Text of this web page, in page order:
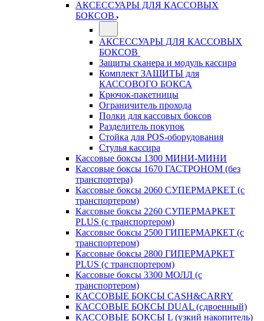
АКСЕССУАРЫ ДЛЯ КАССОВЫХ
БОКСОВ
АКСЕССУАРЫ ДЛЯ КАССОВЫХ
БОКСОВ
Защиты сканера и модуль кассира
Комплект ЗАЩИТЫ для
КАССОВОГО БОКСА
Крючок-пакетницы
Ограничитель прохода
Полки для кассовых боксов
Разделитель покупок
Стойка для POS-оборудования
Стулья кассира
Кассовые боксы 1300 МИНИ-МИНИ
Кассовые боксы 1670 ГАСТРОНОМ (без
транспортера)
Кассовые боксы 2060 СУПЕРМАРКЕТ (с
транспортером)
Кассовые боксы 2260 СУПЕРМАРКЕТ
PLUS (с транспортером)
Кассовые боксы 2500 ГИПЕРМАРКЕТ (с
транспортером)
Кассовые боксы 2800 ГИПЕРМАРКЕТ
PLUS (с транспортером)
Кассовые боксы 3300 МОЛЛ (с
транспортером)
КАССОВЫЕ БОКСЫ CASH&CARRY
КАССОВЫЕ БОКСЫ DUAL (сдвоенный)
КАССОВЫЕ БОКСЫ L (узкий накопитель)